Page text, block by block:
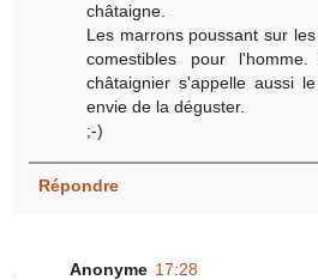
châtaigne.
Les marrons poussant sur
comestibles pour
châtaignier s'appelle aussi
envie de la déguster.
;-)
Répondre
Anonyme 17:28